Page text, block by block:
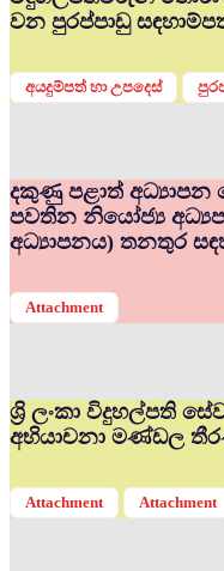
වන පුරප්පාඩු
අයදුම්පත් හා උපදෙස්
දකුණු පළාත් අධ්‍යාපන
පවතින නියෝජ්‍ය
අධ්‍යාපනය) තනතුර
Attachment
ශ්‍රි ලංකා විදුහල්පති
අභියාචනා මණ්ඩල
Attachment Attachment